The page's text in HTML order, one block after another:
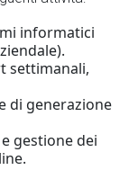
informatici
settimanali,
di generazione
gestione dei